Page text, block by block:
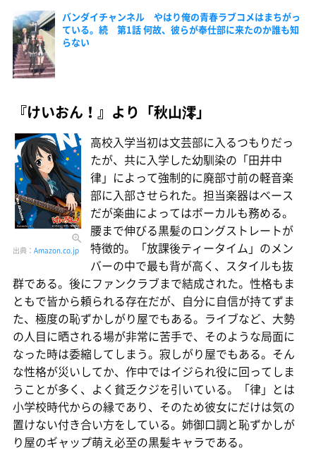
バンダイチャンネル やはり俺の青春ラブコメはまちがっ
ている。続 第1話 何故、彼らが奉仕部に来たのか誰も知
らない
『けいおん！』より「秋山澪」
出典： Amazon.co.jp
高校入学当初は文芸部に入るつもりだっ
たが、共に入学した幼馴染の「田井中
律」によって強制的に廃部寸前の軽音楽
部に入部させられた。担当楽器はベース
だが楽曲によってはボーカルも務める。
腰まで伸びる黒髪のロングストレートが
特徴的。「放課後ティータイム」のメン
バーの中で最も背が高く、スタイルも抜
群である。後にファンクラブまで結成された。性格もま
ともで皆から頼られる存在だが、自分に自信が持てずま
た、極度の恥ずかしがり屋でもある。ライブなど、大勢
の人目に晒される場が非常に苦手で、そのような局面に
なった時は委縮してしまう。寂しがり屋でもある。そん
な性格が災いしてか、作中ではイジられ役に回ってしま
うことが多く、よく貧乏クジを引いている。「律」とは
小学校時代からの縁であり、そのため彼女にだけは気の
置けない付き合い方をしている。姉御口調と恥ずかしが
り屋のギャップ萌え必至の黒髪キャラである。